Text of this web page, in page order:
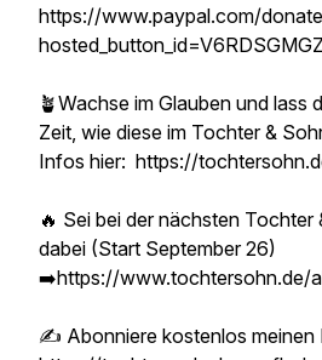
https://www.paypal.com/
🪴Wachse im Glauben und lass
Zeit, wie diese im Tochter &
Infos hier: https://
🔥 Sei bei der nächsten Tochter
dabei (Start September 26)
➡️https://www.tochtersohn.de/
✍️ Abonniere kostenlos meinen